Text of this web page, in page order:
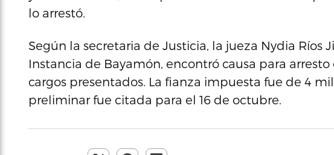
lo arrestó.
Según la secretaria de Justicia, la jueza Nydia Ríos
Instancia de Bayamón, encontró causa para
cargos presentados. La fianza impuesta fue de 4
preliminar fue citada para el 16 de octubre.